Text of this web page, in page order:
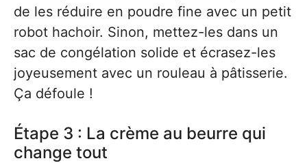
de les réduire en poudre fine avec un petit
robot hachoir. Sinon, mettez-les dans un
sac de congélation solide et écrasez-les
joyeusement avec un rouleau à pâtisserie.
Ça défoule !
Étape 3 : La crème au beurre qui
change tout